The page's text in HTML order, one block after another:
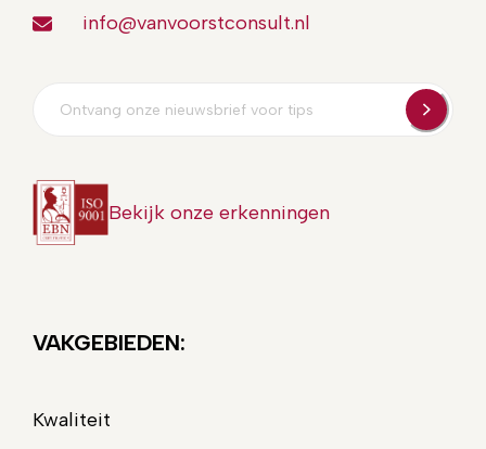
info@vanvoorstconsult.nl
Bekijk onze erkenningen
VAKGEBIEDEN:
Kwaliteit